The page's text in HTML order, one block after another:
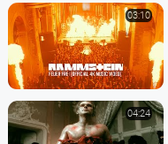
03:10
04:24